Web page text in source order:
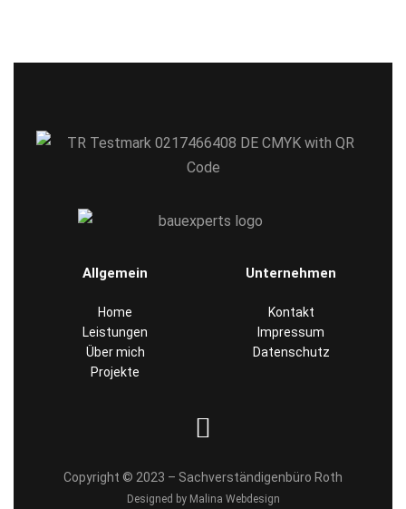
Allgemein
Home
Leistungen
Über mich
Projekte
Unternehmen
Kontakt
Impressum
Datenschutz
Copyright © 2023 – Sachverständigenbüro Roth
Designed by Malina Webdesign